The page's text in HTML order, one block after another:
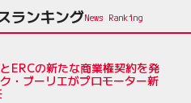
ランキング
ERCの新たな商業権契約を発
・ブーリエがプロモーター新